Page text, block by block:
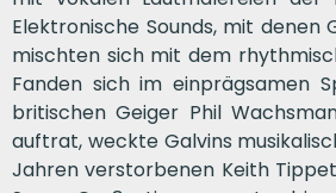
Elektronische Sounds, mit denen
mischten sich mit dem
Fanden sich im einprägsamen
britischen Geiger Phil
auftrat, weckte Galvins
Jahren verstorbenen Keith